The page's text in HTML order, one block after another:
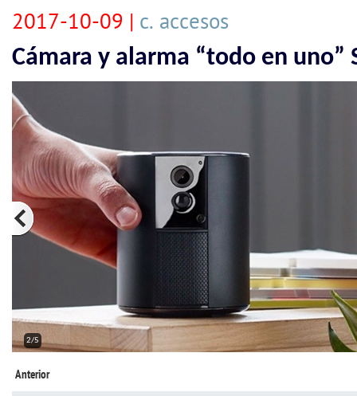
2017-10-09 | c. accesos
Cámara y alarma “todo en uno”
2/5
Anterior